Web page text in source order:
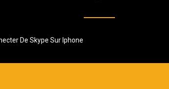
De Skype Sur Iphone